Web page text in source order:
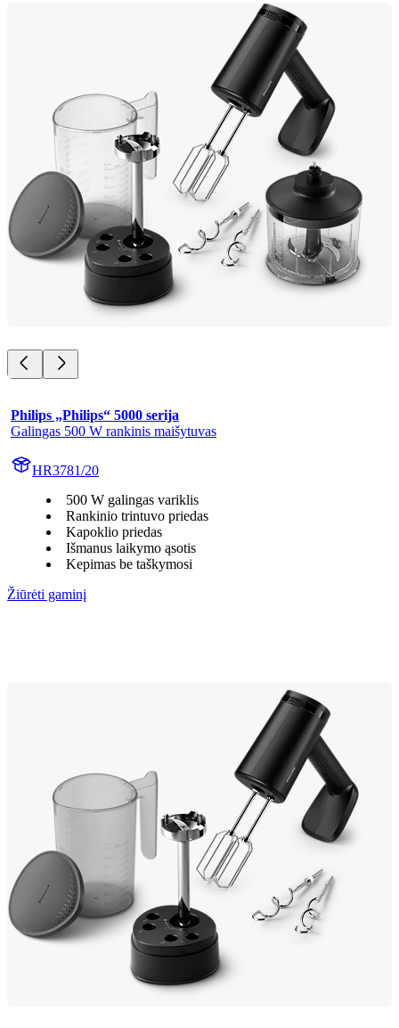
Philips „Philips“ 5000 serija
Galingas 500 W rankinis maišytuvas
HR3781/20
500 W galingas variklis
Rankinio trintuvo priedas
Kapoklio priedas
Išmanus laikymo ąsotis
Kepimas be taškymosi
Žiūrėti gaminį